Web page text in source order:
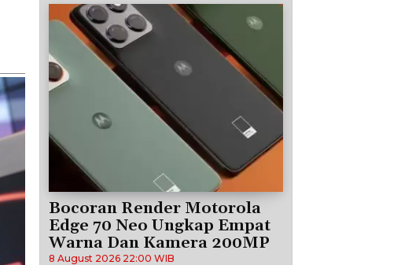
Bocoran Render Motorola
Edge 70 Neo Ungkap Empat
Warna Dan Kamera 200MP
8 August 2026 22:00 WIB